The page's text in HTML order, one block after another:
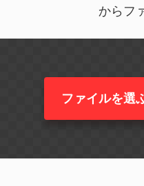
からフ
ファイルを選